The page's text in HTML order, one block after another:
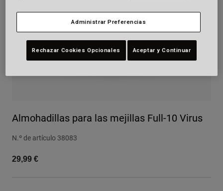
Ver todo
Recambios
Ver todo
Almohadillas para las mejillas Full-10 Virus
N.º de artículo 38083
29,99 €
Administrar Preferencias
Rechazar Cookies Opcionales Aceptar y Continuar